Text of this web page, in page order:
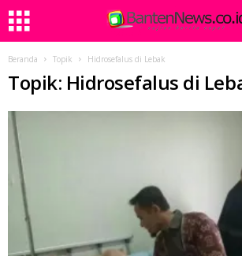
Beranda Topik Hidrosefalus di Lebak
Topik: Hidrosefalus di